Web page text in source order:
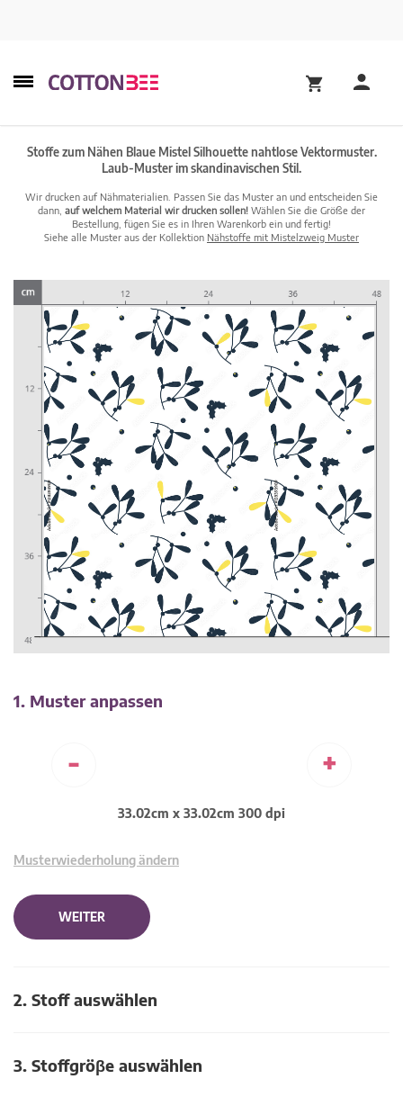
Stoffe zum Nähen Blaue Mistel Silhouette nahtlose Vektormuster.
Laub-Muster im skandinavischen Stil.
Wir drucken auf Nähmaterialien. Passen Sie das Muster an und entscheiden Sie
dann, auf welchem Material wir drucken sollen! Wählen Sie die Größe der
Bestellung, fügen Sie es in Ihren Warenkorb ein und fertig!
Siehe alle Muster aus der Kollektion Nähstoffe mit Mistelzweig Muster
1. Muster anpassen
- +
33.02cm x 33.02cm 300 dpi
Musterwiederholung ändern
WEITER
2. Stoff auswählen
3. Stoffgröβe auswählen